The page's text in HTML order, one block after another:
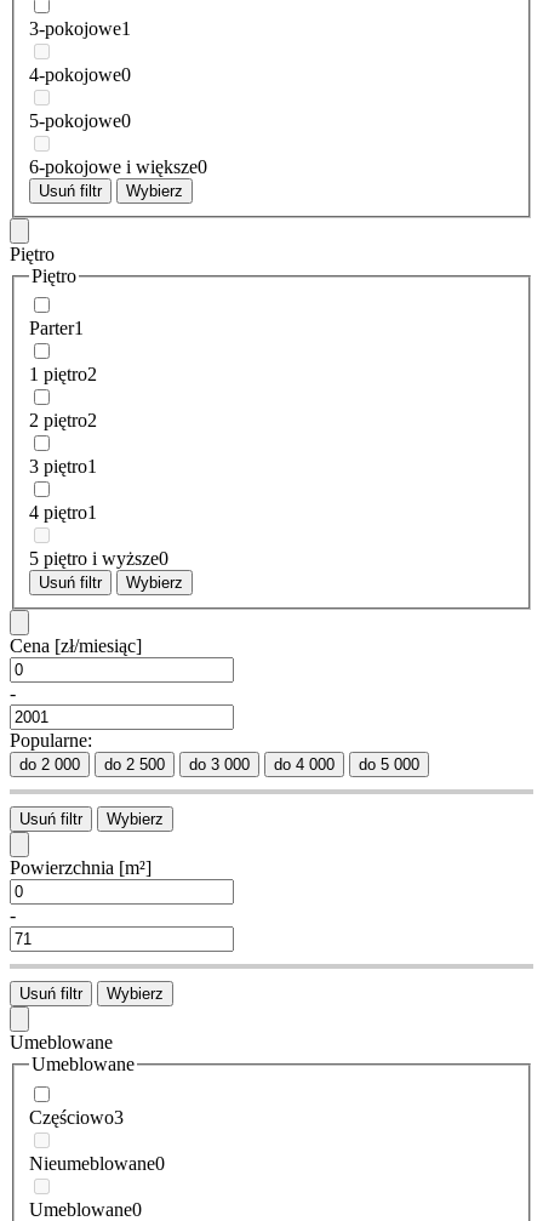
3-pokojowe1
4-pokojowe0
5-pokojowe0
6-pokojowe i większe0
Usuń filtr Wybierz
Piętro
Piętro
Parter1
1 piętro2
2 piętro2
3 piętro1
4 piętro1
5 piętro i wyższe0
Usuń filtr Wybierz
Cena [zł/miesiąc]
-
Popularne:
do 2 000 do 2 500 do 3 000 do 4 000 do 5 000
Usuń filtr Wybierz
Powierzchnia [m²]
-
Usuń filtr Wybierz
Umeblowane
Umeblowane
Częściowo3
Nieumeblowane0
Umeblowane0